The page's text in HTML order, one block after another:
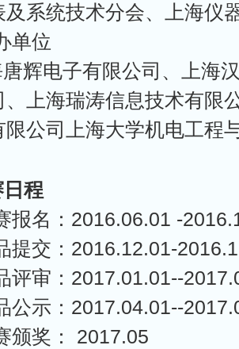
及系统技术分会、上海仪
单位
唐辉电子有限公司、上海
、上海瑞涛信息技术有限
限公司上海大学机电工程
程
报名：2016.06.01 -
提交：2016.12.01-
评审：2017.01.01--
公示：2017.04.01--
颁奖： 2017.05